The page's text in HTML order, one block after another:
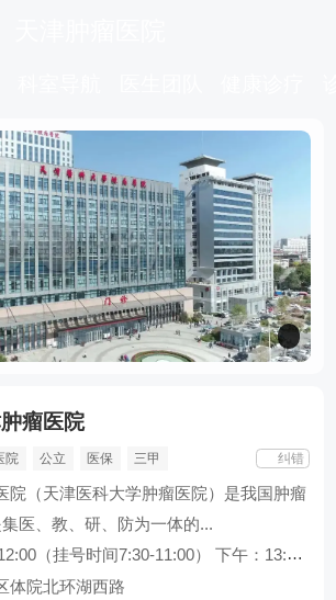
查看全部科室
瘤医院
院 公立 医保 三甲 纠错
院（天津医科大学肿瘤医院）是我国肿瘤
医、教、研、防为一体的...
号时间7:30-11:00） 下午：13:30-17:00（挂号时间13:00-16:00）
体院北环湖西路